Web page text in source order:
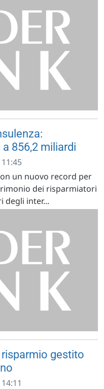
856,2 miliardi
un nuovo record per
dei risparmiatori
degli inter...
gestito